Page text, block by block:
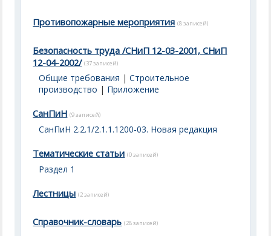
Противопожарные мероприятия (8 записей)
Безопасность труда /СНиП 12-03-2001, СНиП
12-04-2002/ (37 записей)
Общие требования |Строительное
производство | Приложение
СанПиН (9 записей)
СанПиН 2.2.1/2.1.1.1200-03. Новая редакция
Тематические статьи (0 записей)
Раздел 1
Лестницы (2 записей)
Справочник-словарь (28 записей)